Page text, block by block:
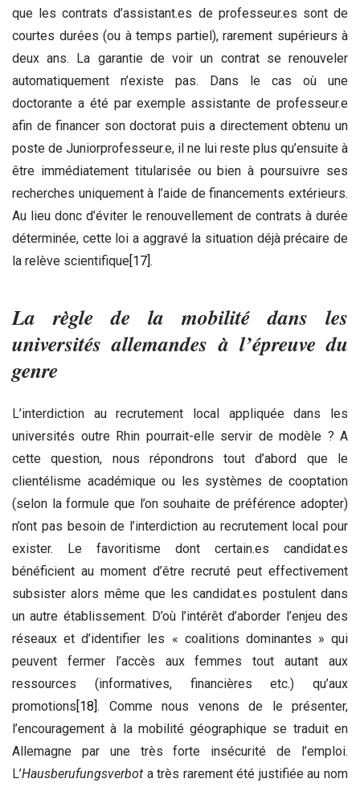
que les contrats d’assistant.es de professeur.es sont de
courtes durées (ou à temps partiel), rarement supérieurs à
deux ans. La garantie de voir un contrat se renouveler
automatiquement n’existe pas. Dans le cas où une
doctorante a été par exemple assistante de professeur.e
afin de financer son doctorat puis a directement obtenu un
poste de Juniorprofesseur.e, il ne lui reste plus qu’ensuite à
être immédiatement titularisée ou bien à poursuivre ses
recherches uniquement à l’aide de financements extérieurs.
Au lieu donc d’éviter le renouvellement de contrats à durée
déterminée, cette loi a aggravé la situation déjà précaire de
la relève scientifique [17] .
La règle de la mobilité dans les
universités allemandes à l’épreuve du
genre
L’interdiction au recrutement local appliquée dans les
universités outre Rhin pourrait-elle servir de modèle ? A
cette question, nous répondrons tout d’abord que le
clientélisme académique ou les systèmes de cooptation
(selon la formule que l’on souhaite de préférence adopter)
n’ont pas besoin de l’interdiction au recrutement local pour
exister. Le favoritisme dont certain.es candidat.es
bénéficient au moment d’être recruté peut effectivement
subsister alors même que les candidat.es postulent dans
un autre établissement. D’où l’intérêt d’aborder l’enjeu des
réseaux et d’identifier les « coalitions dominantes » qui
peuvent fermer l’accès aux femmes tout autant aux
ressources (informatives, financières etc.) qu’aux
promotions[18]. Comme nous venons de le présenter,
l’encouragement à la mobilité géographique se traduit en
Allemagne par une très forte insécurité de l’emploi.
L’Hausberufungsverbot a très rarement été justifiée au nom